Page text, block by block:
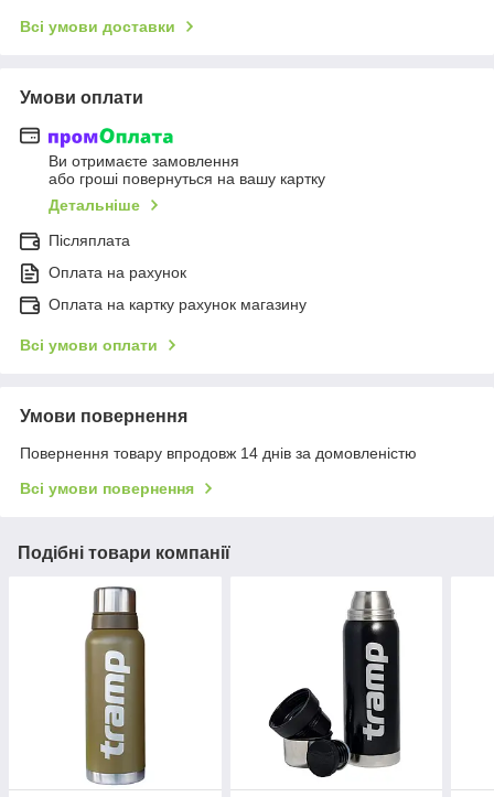
Всі умови доставки
Умови оплати
Ви отримаєте замовлення
або гроші повернуться на вашу картку
Детальніше
Післяплата
Оплата на рахунок
Оплата на картку рахунок магазину
Всі умови оплати
Умови повернення
Повернення товару впродовж 14 днів за домовленістю
Всі умови повернення
Подібні товари компанії